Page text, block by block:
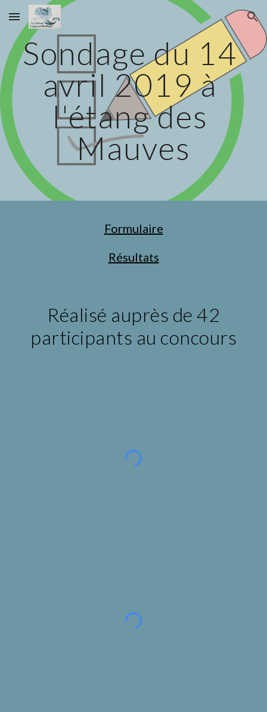
Skip to main content Skip to navigation
Sondage du 14
avril 2019 à
l'étang des
Mauves
Formulaire
Résultats
participants au concours